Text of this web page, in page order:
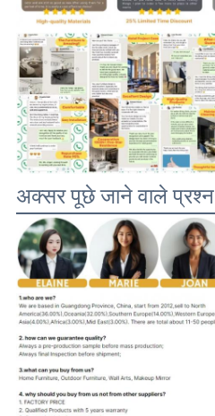
अक्सर पूछे जाने वाले प्रश्न